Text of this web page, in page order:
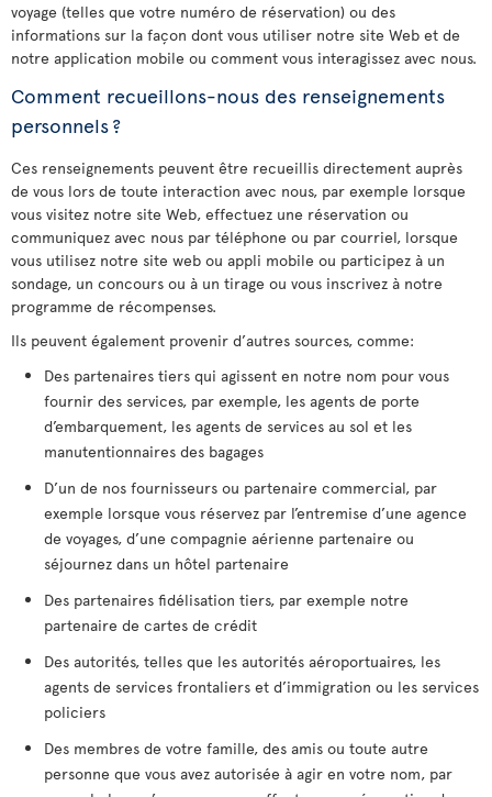
voyage (telles que votre numéro de réservation) ou des
informations sur la façon dont vous utiliser notre site Web et de
notre application mobile ou comment vous interagissez avec nous.
Comment recueillons-nous des renseignements
personnels ?
Ces renseignements peuvent être recueillis directement auprès
de vous lors de toute interaction avec nous, par exemple lorsque
vous visitez notre site Web, effectuez une réservation ou
communiquez avec nous par téléphone ou par courriel, lorsque
vous utilisez notre site web ou appli mobile ou participez à un
sondage, un concours ou à un tirage ou vous inscrivez à notre
programme de récompenses.
Ils peuvent également provenir d’autres sources, comme:
Des partenaires tiers qui agissent en notre nom pour vous
fournir des services, par exemple, les agents de porte
d’embarquement, les agents de services au sol et les
manutentionnaires des bagages
D’un de nos fournisseurs ou partenaire commercial, par
exemple lorsque vous réservez par l’entremise d’une agence
de voyages, d’une compagnie aérienne partenaire ou
séjournez dans un hôtel partenaire
Des partenaires fidélisation tiers, par exemple notre
partenaire de cartes de crédit
Des autorités, telles que les autorités aéroportuaires, les
agents de services frontaliers et d’immigration ou les services
policiers
Des membres de votre famille, des amis ou toute autre
personne que vous avez autorisée à agir en votre nom, par